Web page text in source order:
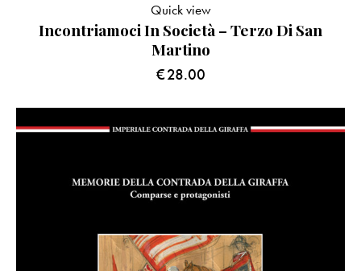
Incontriamoci In Società – Terzo Di San
Martino
€28.00
Quick view